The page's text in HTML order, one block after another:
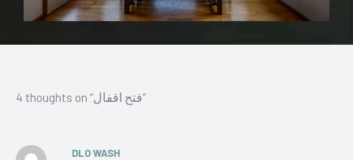
4 thoughts on “فتح اقفال”
DLO WASH